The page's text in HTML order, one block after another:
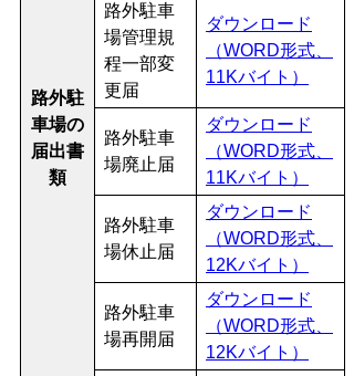
路外駐
車場の
届出書
類
路外駐車
場管理規
程一部変
更届
ダウンロード
（WORD形式、
11Kバイト）
路外駐車
場廃止届
ダウンロード
（WORD形式、
11Kバイト）
路外駐車
場休止届
ダウンロード
（WORD形式、
12Kバイト）
路外駐車
場再開届
ダウンロード
（WORD形式、
12Kバイト）